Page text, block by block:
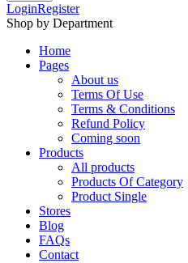
LoginRegister
Shop by Department
Home
Pages
About us
Terms Of Use
Terms & Conditions
Refund Policy
Coming soon
Products
All products
Products Of Category
Product Single
Stores
Blog
FAQs
Contact